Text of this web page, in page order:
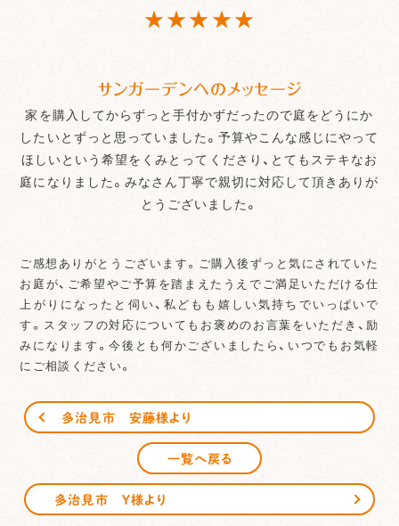
★★★★★
サンガーデンへのメッセージ
家を購入してからずっと手付かずだったので庭をどうにか
したいとずっと思っていました。予算やこんな感じにやって
ほしいという希望をくみとってくださり、とてもステキなお
庭になりました。みなさん丁寧で親切に対応して頂きありが
とうございました。
ご感想ありがとうございます。ご購入後ずっと気にされていた
お庭が、ご希望やご予算を踏まえたうえでご満足いただける仕
上がりになったと伺い、私どもも嬉しい気持ちでいっぱいで
す。スタッフの対応についてもお褒めのお言葉をいただき、励
みになります。今後とも何かございましたら、いつでもお気軽
にご相談ください。
多治見市 安藤様より
一覧へ戻る
多治見市 Y様より